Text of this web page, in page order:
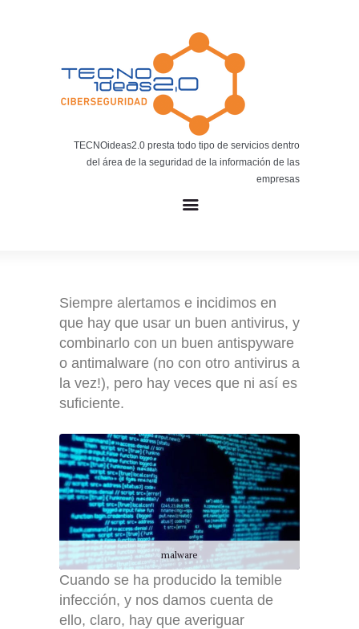
TECNOideas2.0 presta todo tipo de servicios dentro
del área de la seguridad de la información de las
empresas
BLOG TECNOIDEAS
Noticias tecnológicas.
Siempre alertamos e incidimos en
que hay que usar un buen antivirus, y
combinarlo con un buen antispyware
o antimalware (no con otro antivirus a
la vez!), pero hay veces que ni así es
suficiente.
malware
Cuando se ha producido la temible
infección, y nos damos cuenta de
ello, claro, hay que averiguar